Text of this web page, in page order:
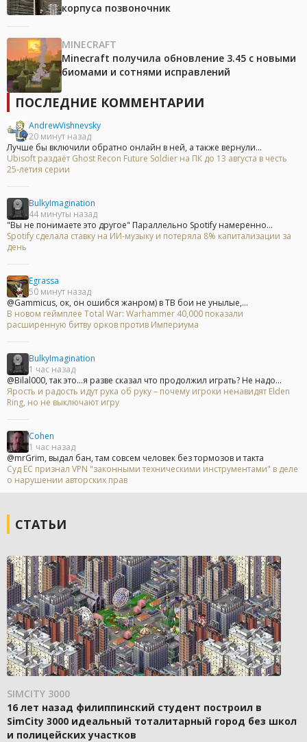
корпуса позвоночник
MINECRAFT
Minecraft получила обновление 3.45 с новыми
биомами и сотнями исправлений
ПОСЛЕДНИЕ КОММЕНТАРИИ
AndrewVishnevsky
20 минут назад
Лучше бы включили обратно онлайн в ней, а также вернули...
Ubisoft раздаёт Ghost Recon Future Soldier на ПК до 13 августа в честь
25-летия серии
BulkyImagination
44 минуты назад
"Вы не понимаете это другое" Параллельно Spotify намеренно...
Spotify сделала ставку на ИИ-музыку и потеряла 8% капитализации за
день
Egrassa
50 минут назад
@Gammicus, ок, он ошибся жанром) в ТВ бои не унылые,...
В новом геймплее Total War: Warhammer 40,000 показали
расширенную битву орков против Империума
BulkyImagination
1 час назад
@Bilal000, так это...я разве сказал что продолжил играть? Не надо...
Ярость и радость идут рука об руку – почему игроки ненавидят Elden
Ring, но не выключают игру
Cohen
1 час назад
@mrGrim, выдал бан, там совсем человек без тормозов и такта
Суд ЕС признал VPN "законными техническими инструментами" в деле
о нарушении авторских прав
СТАТЬИ
SIMCITY 3000
16 лет назад филиппинский студент построил в
SimCity 3000 идеальный тоталитарный город без школ
и полицейских участков